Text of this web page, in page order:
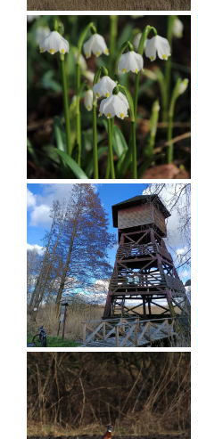
wierzchowinową
230 m n.p.m .,
Krośnickich.
fragment Wału
pasem wzgórz
południową
Wzgórza
Kotliny Milicką i
główne skupienia
Wzgórze
porastają
oraz buczyny
wschodnią granicę
siedliska buczyny,
w